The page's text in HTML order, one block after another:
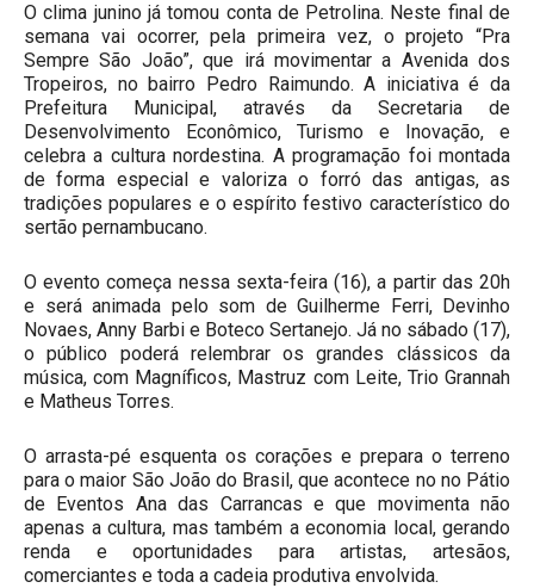
O clima junino já tomou conta de Petrolina. Neste final de
semana vai ocorrer, pela primeira vez, o projeto “Pra
Sempre São João”, que irá movimentar a Avenida dos
Tropeiros, no bairro Pedro Raimundo. A iniciativa é da
Prefeitura Municipal, através da Secretaria de
Desenvolvimento Econômico, Turismo e Inovação, e
celebra a cultura nordestina. A programação foi montada
de forma especial e valoriza o forró das antigas, as
tradições populares e o espírito festivo característico do
sertão pernambucano.
O evento começa nessa sexta-feira (16), a partir das 20h
e será animada pelo som de Guilherme Ferri, Devinho
Novaes, Anny Barbi e Boteco Sertanejo. Já no sábado (17),
o público poderá relembrar os grandes clássicos da
música, com Magníficos, Mastruz com Leite, Trio Grannah
e Matheus Torres.
O arrasta-pé esquenta os corações e prepara o terreno
para o maior São João do Brasil, que acontece no no Pátio
de Eventos Ana das Carrancas e que movimenta não
apenas a cultura, mas também a economia local, gerando
renda e oportunidades para artistas, artesãos,
comerciantes e toda a cadeia produtiva envolvida.